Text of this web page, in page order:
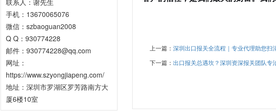
联系人：谢先生
手机：13670065076
微信：szbaoguan2008
Q Q：930774228
邮件：930774228@qq.com
网址：
https://www.szyongjiapeng.com/
地址：深圳市罗湖区罗芳路南方大
厦6楼10室
上一篇： 深圳出口报关全流程｜专业代理助您扫
下一篇： 出口报关总遇坎？深圳资深报关团队专